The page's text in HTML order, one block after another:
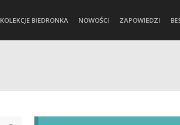
KOLEKCJE BIEDRONKA NOWOŚCI ZAPOWIEDZI